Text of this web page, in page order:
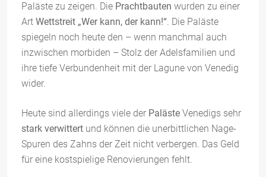
Paläste zu zeigen. Die Prachtbauten wurden zu einer
Art Wettstreit „Wer kann, der kann!“. Die Paläste
spiegeln noch heute den – wenn manchmal auch
inzwischen morbiden – Stolz der Adelsfamilien und
ihre tiefe Verbundenheit mit der Lagune von Venedig
wider.
Heute sind allerdings viele der Paläste Venedigs sehr
stark verwittert und können die unerbittlichen Nage-
Spuren des Zahns der Zeit nicht verbergen. Das Geld
für eine kostspielige Renovierungen fehlt.